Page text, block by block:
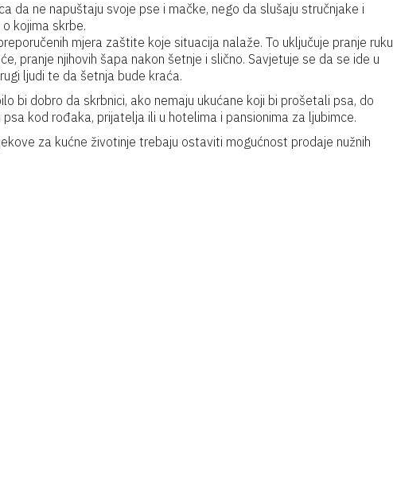
da ne napuštaju svoje pse i mačke, nego da slušaju stručnjake i
kojima skrbe.
mjera zaštite koje situacija nalaže. To uključuje pranje ruku
pranje njihovih šapa nakon šetnje i slično. Savjetuje se da se ide u
ljudi te da šetnja bude kraća.
bi dobro da skrbnici, ako nemaju ukućane koji bi prošetali psa, do
kod rođaka, prijatelja ili u hotelima i pansionima za ljubimce.
za kućne životinje trebaju ostaviti mogućnost prodaje nužnih